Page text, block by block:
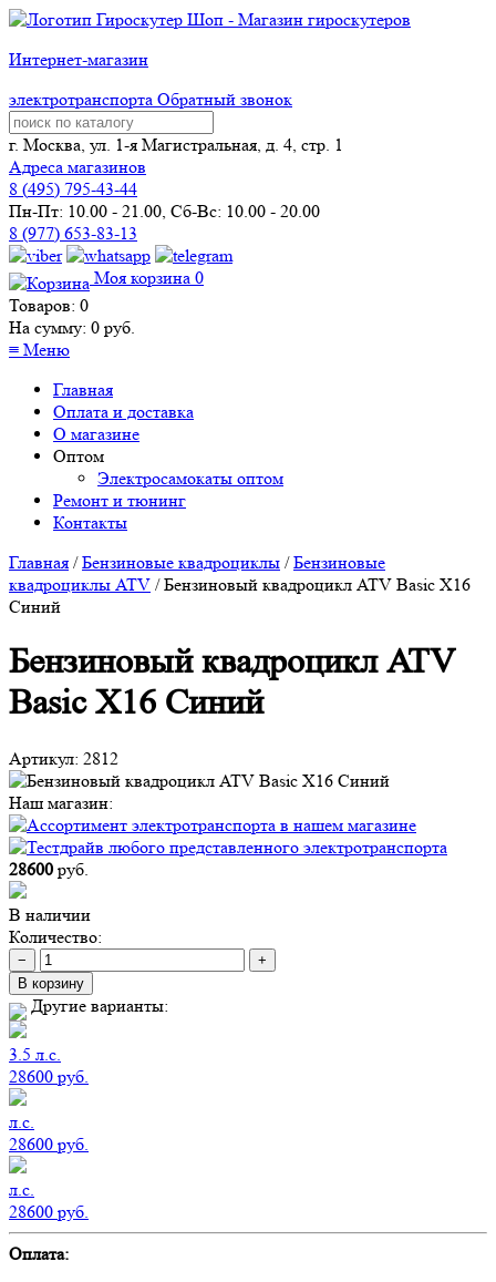
Интернет-магазин
электротранспорта Обратный звонок
г. Москва, ул. 1-я Магистральная, д. 4, стр. 1
Адреса магазинов
8 (495) 795-43-44
Пн-Пт: 10.00 - 21.00, Сб-Вс: 10.00 - 20.00
8 (977) 653-83-13
Моя корзина 0
Товаров: 0
На сумму: 0 руб.
≡ Меню
Главная
Оплата и доставка
О магазине
Оптом
Электросамокаты оптом
Ремонт и тюнинг
Контакты
Главная /Бензиновые квадроциклы /Бензиновые
квадроциклы ATV /Бензиновый квадроцикл ATV Basic X16
Синий
Бензиновый квадроцикл ATV
Basic X16 Синий
Артикул: 2812
Наш магазин:
28600 руб.
В наличии
Количество:
−
+
В корзину
Другие варианты:
3.5 л.с.
28600 руб.
л.с.
28600 руб.
л.с.
28600 руб.
Оплата: